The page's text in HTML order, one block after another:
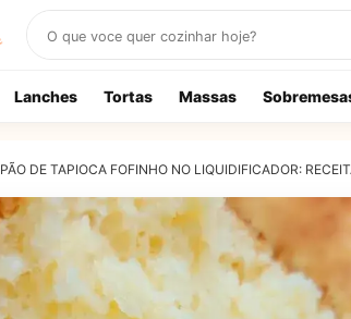
receitas
Lanches Tortas Massas
PÃO DE TAPIOCA FOFINHO NO LIQUIDIFICADOR: